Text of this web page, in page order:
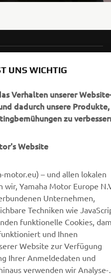
Angeboten,
und vielem mehr.
UNS WICHTIG
Verhalten unserer
dadurch unsere Produkte,
zu
Website
– und allen lokalen
Yamaha Motor Europe
Unternehmen,
Techniken wie
funktionelle Cookies,
und Ihnen
Website zur Verfügung
Ihrer Anmeldedaten und
verwenden wir Analyse-